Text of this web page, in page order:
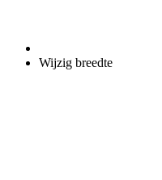
Wijzig breedte